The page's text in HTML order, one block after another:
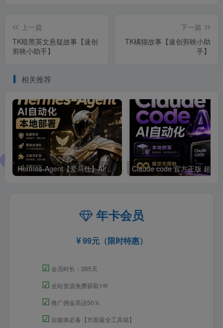
上一篇
TK暗黑英文悬疑故事【速创
剪映小助手】
下一篇
TK橘猫故事【速创剪映小助
手】
相关推荐
Hermes-Agent【爱马仕】AI自动化部署【会员免费领取安装包】
年卡会员
99元（限时特惠）
☑ 会员时长：365天
☑ 全站资源免费获取1年
☑ 推广佣金高达50％
☑ 自媒体必备【市面最全工具箱】